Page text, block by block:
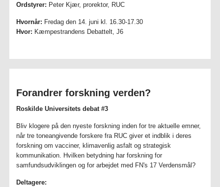
Ordstyrer: Peter Kjær, prorektor, RUC
Hvornår: Fredag den 14. juni kl. 16.30-17.30
Hvor: Kæmpestrandens Debattelt, J6
Forandrer forskning verden?
Roskilde Universitets debat #3
Bliv klogere på den nyeste forskning inden for tre aktuelle emner,
når tre toneangivende forskere fra RUC giver et indblik i deres
forskning om vacciner, klimavenlig asfalt og strategisk
kommunikation. Hvilken betydning har forskning for
samfundsudviklingen og for arbejdet med FN's 17 Verdensmål?
Deltagere: